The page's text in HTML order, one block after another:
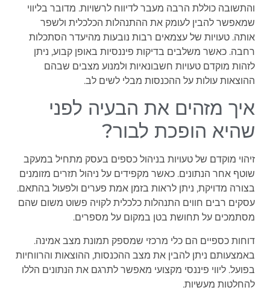
והתשובה כוללת הרבה מעבר לדיווח לרשויות. מדובר בליווי
שמאפשר להבין לעומק את ההתנהלות הכלכלית ולשפר
אותה. טעויות של עצמאים רבות נובעות מהיעדר הסתכלות
רחבה. כאשר משלבים בדיקות פיננסיות באופן קבוע, ניתן
לזהות מוקדם טעויות חשבונאיות ולמנוע מצבים שבהם
ההוצאות עולות על ההכנסות מבלי לשים לב.
איך מזהים את הבעיה לפני
שהיא הופכת לבור?
זיהוי מוקדם של טעויות בניהול כספים בעסק מתחיל במעקב
שוטף אחר הנתונים. כאשר מקפידים על ניהול תזרים מזומנים
בצורה מדויקת, ניתן לראות בזמן אמת פערים ולפעול בהתאם.
עסקים רבים חווים התנהלות כלכלית לקויה פשוט משום שהם
מסתמכים על תחושת בטן במקום על מספרים.
דוחות כספיים הם כלי מרכזי שמספק תמונת מצב אמינה.
באמצעותם ניתן להבין את מצב ההכנסות, ההוצאות והרווחיות
בפועל. ליווי פיננסי מקצועי מאפשר לתרגם את הנתונים הללו
להחלטות מעשיות.